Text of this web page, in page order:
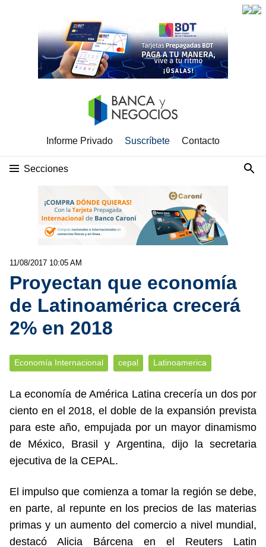
Informe Privado Suscríbete Contacto
Secciones
11/08/2017 10:05 AM
Proyectan que economía
de Latinoamérica crecerá
2% en 2018
Economía Internacional cepal Latinoamerica
La economía de América Latina crecería un dos por
ciento en el 2018, el doble de la expansión prevista
para este año, empujada por un mayor dinamismo
de México, Brasil y Argentina, dijo la secretaria
ejecutiva de la CEPAL.
El impulso que comienza a tomar la región se debe,
en parte, al repunte en los precios de las materias
primas y un aumento del comercio a nivel mundial,
destacó Alicia Bárcena en el Reuters Latin